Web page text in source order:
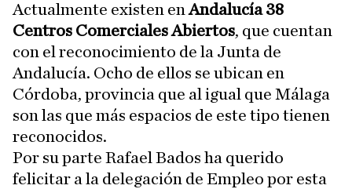
Actualmente existen enAndalucía 38
Centros Comerciales Abiertos, que cuentan
con el reconocimiento de la Junta de
Andalucía. Ocho de ellos se ubican en
Córdoba, provincia que al igual que Málaga
son las que más espacios de este tipo tienen
reconocidos.
Por su parte Rafael Bados ha querido
felicitar a la delegación de Empleo por esta